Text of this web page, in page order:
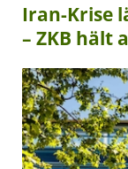
Iran-Krise
– ZKB hält